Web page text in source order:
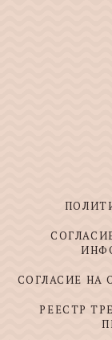
СОГЛАСИЕ НА
РЕЕСТР